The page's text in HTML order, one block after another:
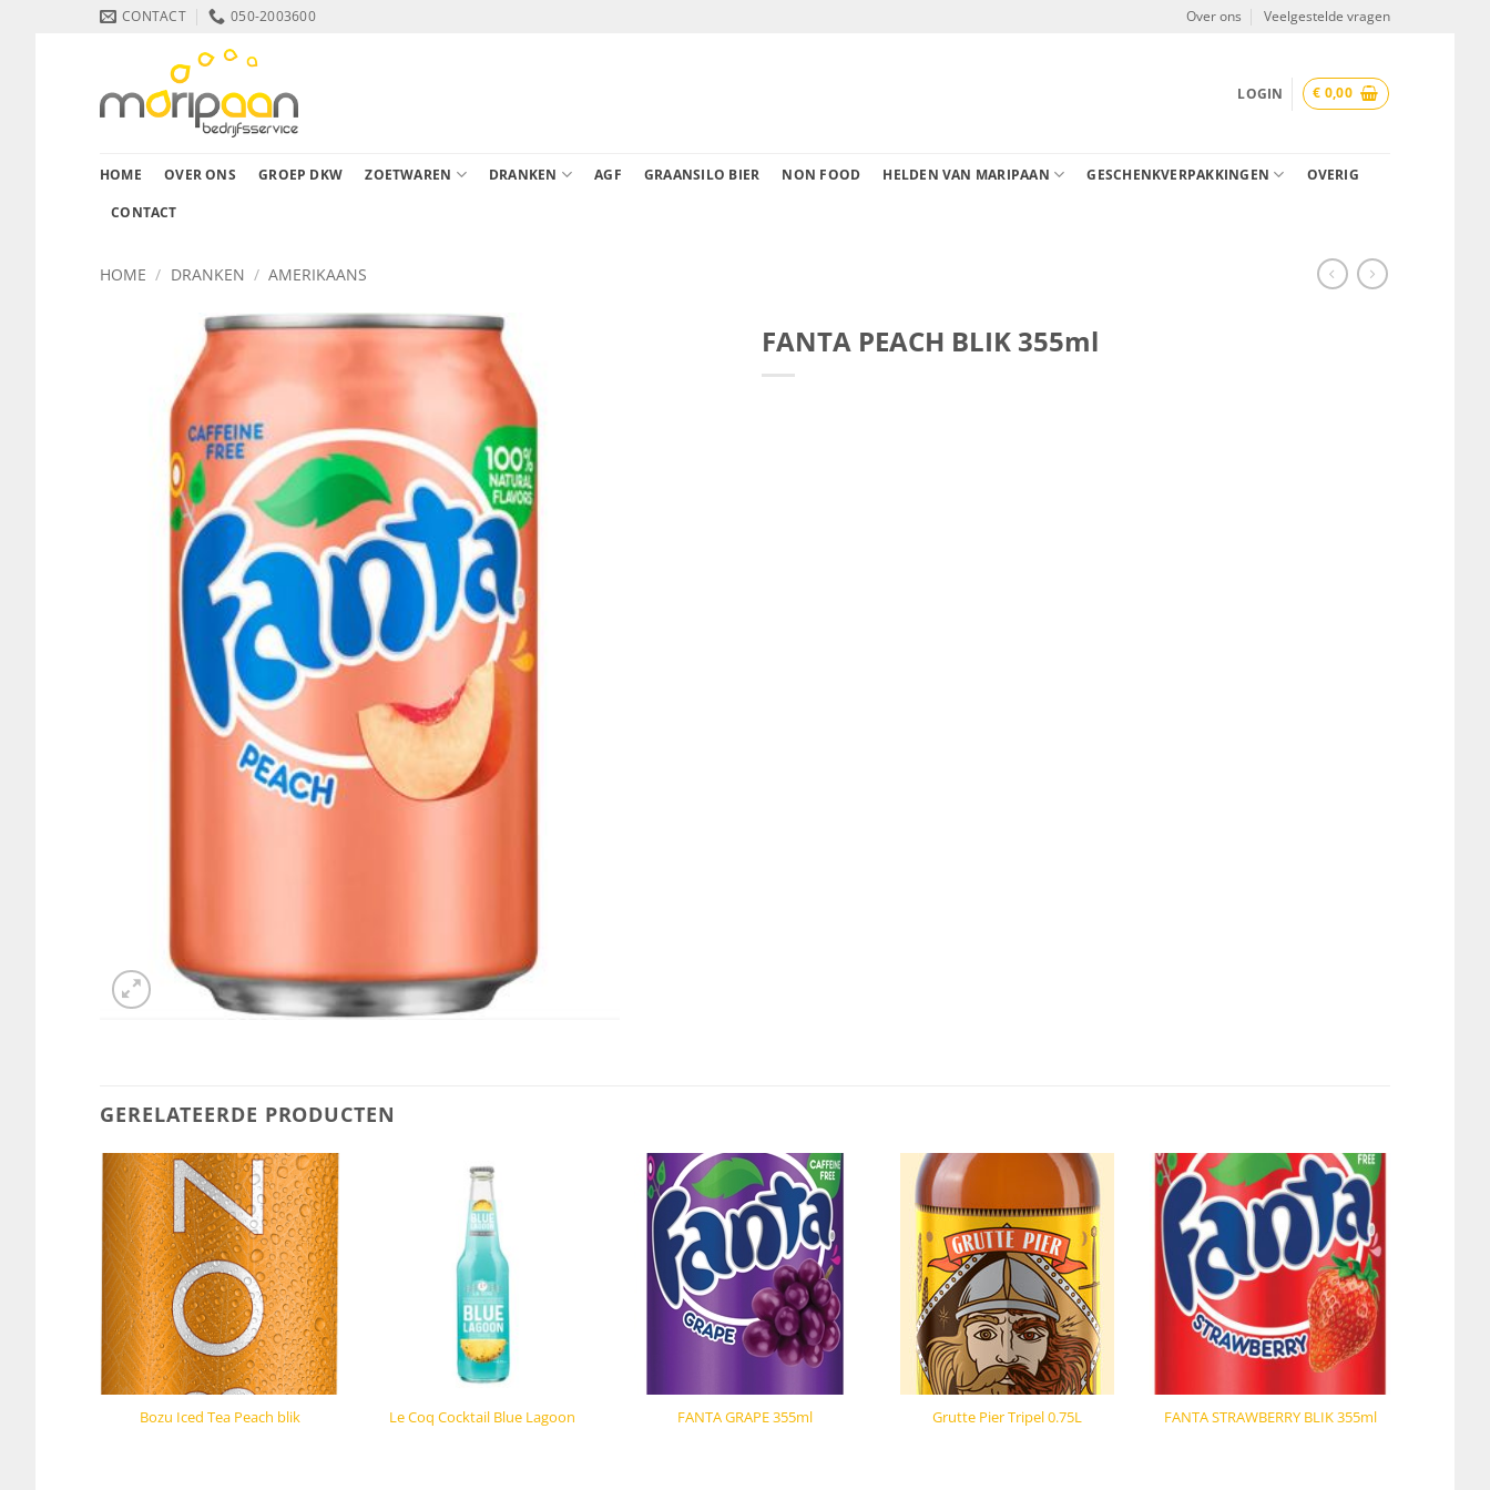
CONTACT 050-2003600 Over ons Veelgestelde vragen
LOGIN € 0,00
HOME OVER ONS GROEP DKW ZOETWAREN DRANKEN AGF GRAANSILO BIER NON FOOD HELDEN VAN MARIPAAN GESCHENKVERPAKKINGEN OVERIG
CONTACT
HOME / DRANKEN / AMERIKAANS
FANTA PEACH BLIK 355ml
GERELATEERDE PRODUCTEN
Bozu Iced Tea Peach blik Le Coq Cocktail Blue Lagoon FANTA GRAPE 355ml Grutte Pier Tripel 0.75L FANTA STRAWBERRY BLIK 355ml